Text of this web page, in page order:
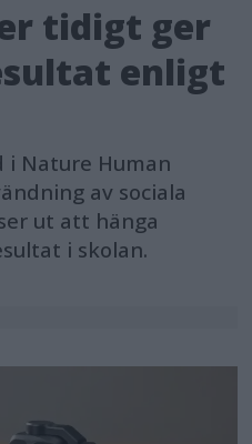
tidigt ger
enligt
i Nature Human
av sociala
ut att hänga
i skolan.